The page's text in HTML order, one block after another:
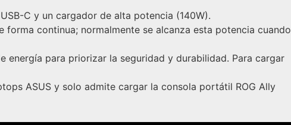
C y un cargador de alta potencia (140W).
continua; normalmente se alcanza esta potencia cuando
energía para priorizar la seguridad y durabilidad. Para cargar
ASUS y solo admite cargar la consola portátil ROG Ally